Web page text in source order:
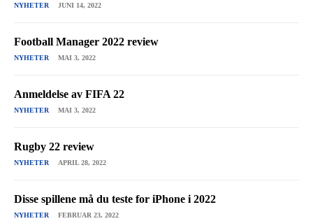
NYHETER JUNI 14, 2022
Football Manager 2022 review
NYHETER MAI 3, 2022
Anmeldelse av FIFA 22
NYHETER MAI 3, 2022
Rugby 22 review
NYHETER APRIL 28, 2022
Disse spillene må du teste for iPhone i 2022
NYHETER FEBRUAR 23, 2022